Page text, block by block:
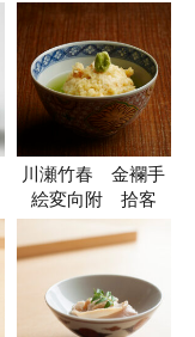
川瀬竹春 金襴手
絵変向附 拾客